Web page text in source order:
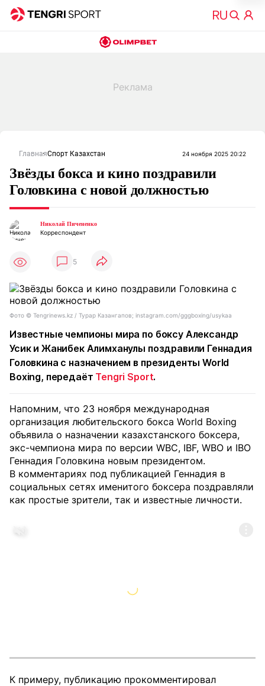
ГлавнаяСпорт Казахстан 24 ноября 2025 20:22
Звёзды бокса и кино поздравили
Головкина с новой должностью
Николай Пичененко
Корреспондент
5
Фото ©️ Tengrinews.kz / Турар Казангапов; instagram.com/gggboxing/usykaa
Известные чемпионы мира по боксу Александр
Усик и Жанибек Алимханулы поздравили Геннадия
Головкина с назначением в президенты World
Boxing, передаёт Tengri Sport.
Напомним, что 23 ноября международная
организация любительского бокса World Boxing
объявила о назначении казахстанского боксера,
экс-чемпиона мира по версии WBC, IBF, WBO и IBO
Геннадия Головкина новым президентом.
В комментариях под публикацией Геннадия в
социальных сетях именитого боксера поздравляли
как простые зрители, так и известные личности.
К примеру, публикацию прокомментировал